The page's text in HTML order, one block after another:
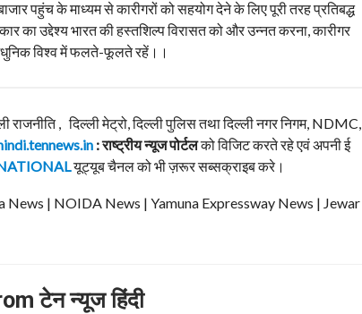
पहुंच के माध्यम से कारीगरों को सहयोग देने के लिए पूरी तरह प्रतिबद्ध
का उद्देश्य भारत की हस्तशिल्प विरासत को और उन्नत करना, कारीगर
विश्‍व में फलते-फूलते रहें।।
राजनीति , दिल्ली मेट्रो, दिल्ली पुलिस तथा दिल्ली नगर निगम, NDMC,
: राष्ट्रीय न्यूज पोर्टलको विजिट करते रहे एवं अपनी ई
यूट्यूब चैनल को भी ज़रूर सब्सक्राइब करे।
News | NOIDA News | Yamuna Expressway News | Jewar
टेन न्यूज हिंदी